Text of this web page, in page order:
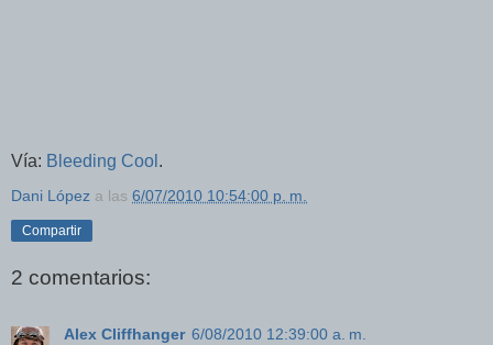
Vía: Bleeding Cool .
Dani López a las 6/07/2010 10:54:00 p. m.
Compartir
2 comentarios:
Alex Cliffhanger 6/08/2010 12:39:00 a. m.